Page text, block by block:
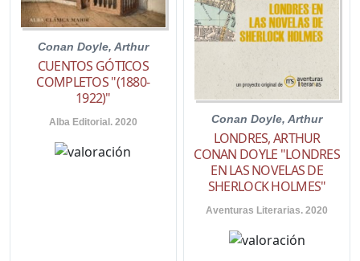
Conan Doyle, Arthur
CUENTOS GÓTICOS
COMPLETOS "(1880-
1922)"
Alba Editorial. 2020 Conan Doyle, Arthur
LONDRES, ARTHUR
CONAN DOYLE "LONDRES
EN LAS NOVELAS DE
SHERLOCK HOLMES"
Aventuras Literarias. 2020